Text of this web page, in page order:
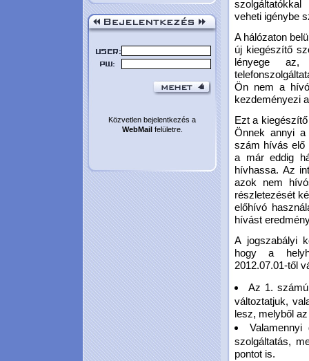
Közvetlen bejelentkezés a
WebMailfelületre.
veheti igénybe
A hálózaton
új kiegészítő
lényege
Ön nem a
kezdeményezi
Ezt a
Önnek annyi a
szám hívás elő
a már eddig
hívhassa. Az
azok nem
részletezését
előhívó
hívást
A jogszabályi
hogy a
2012.07.01-től
Az 1.
változtatjuk,
lesz, melyből
szolgáltatás,
pontot is.